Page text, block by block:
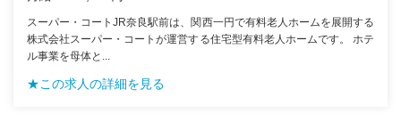
スーパー・コートJR奈良駅前は、関西一円で有料老人ホームを展開する
株式会社スーパー・コートが運営する住宅型有料老人ホームです。 ホテ
ル事業を母体と...
★この求人の詳細を見る